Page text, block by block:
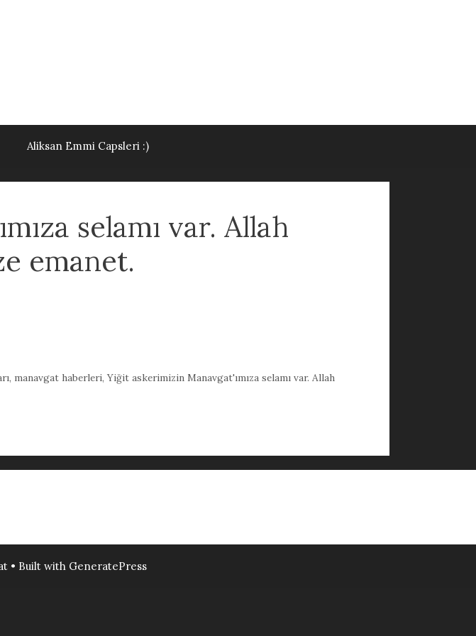
Aliksan Emmi Capsleri :)
selamı var. Allah
emanet.
, manavgat haberleri,Yiğit askerimizin Manavgat'ımıza selamı var. Allah
• Built with GeneratePress